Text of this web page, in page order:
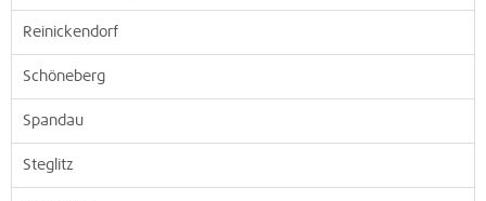
Reinickendorf
Schöneberg
Spandau
Steglitz